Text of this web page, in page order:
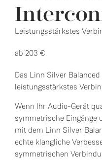
Leistungsstärkstes
ab 203 €
Das Linn Silver
leistungsstärkstes
Wenn Ihr Audio-Gerät
symmetrische Eingänge
mit dem Linn Silver
echte klangliche
symmetrischen